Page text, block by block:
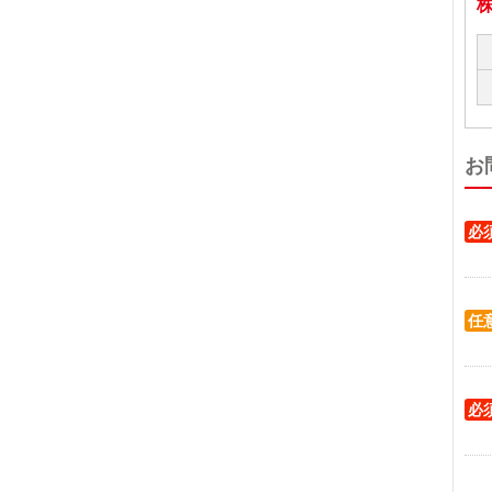
お
必
任
必